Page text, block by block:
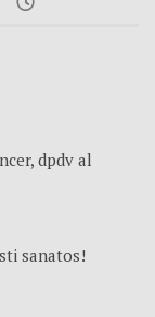
dpdv al
sanatos!